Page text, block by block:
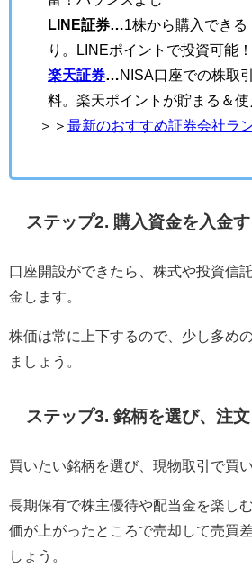
LINE証券… 1株から購入できる
り。LINEポイントで投資可能！
楽天証券
NISA口座での株取
料。楽天ポイントが貯まる＆使
＞＞ 最新のおすすめ証券会社ラ
ステップ2. 購入資金を入金
口座開設ができたら、株式や投資信
金します。
株価は常に上下するので、少し多め
ましょう。
ステップ3. 銘柄を選び、注
買いたい銘柄を選び、現物取引で買
長期保有で株主優待や配当金を楽し
価が上がったところで売却して売買
しょう。